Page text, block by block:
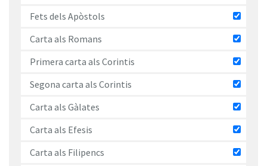
Fets dels Apòstols
Carta als Romans
Primera carta als Corintis
Segona carta als Corintis
Carta als Gàlates
Carta als Efesis
Carta als Filipencs